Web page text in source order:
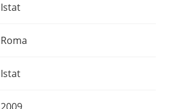
Istat
Roma
Istat